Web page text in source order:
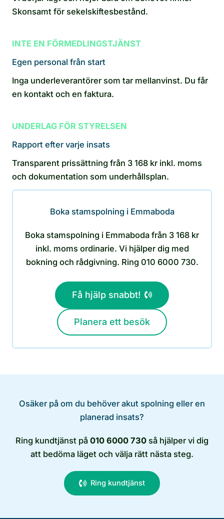
Skonsamt för sekelskiftesbestånd.
INTE EN FÖRMEDLINGSTJÄNST
Egen personal från start
Inga underleverantörer som tar mellanvinst. Du får
en kontakt och en faktura.
UNDERLAG FÖR STYRELSEN
Rapport efter varje insats
Transparent prissättning från 3 168 kr inkl. moms
och dokumentation som underhållsplan.
Boka stamspolning i Emmaboda
Boka stamspolning i Emmaboda från 3 168 kr
inkl. moms ordinarie. Vi hjälper dig med
bokning och rådgivning. Ring 010 6000 730.
Få hjälp snabbt!
Planera ett besök
Osäker på om du behöver akut spolning eller en
planerad insats?
Ring kundtjänst på 010 6000 730 så hjälper vi dig
att bedöma läget och välja rätt nästa steg.
Ring kundtjänst